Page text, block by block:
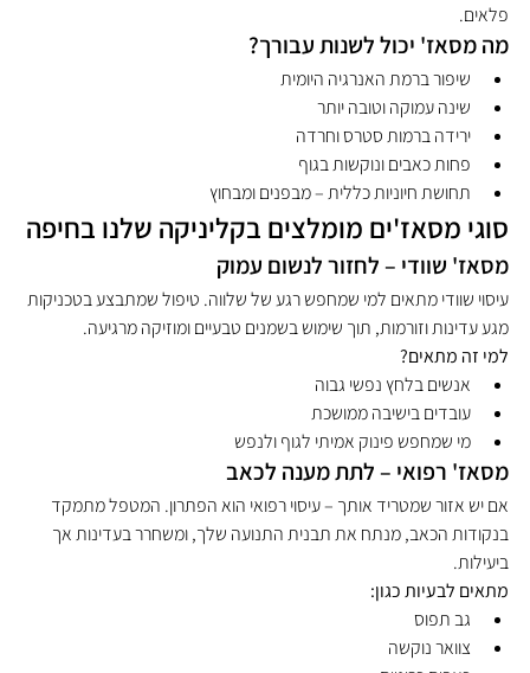
פלאים.
מה מסאז' יכול לשנות עבורך?
שיפור ברמת האנרגיה היומית
שינה עמוקה וטובה יותר
ירידה ברמות סטרס וחרדה
פחות כאבים ונוקשות בגוף
תחושת חיוניות כללית – מבפנים ומבחוץ
סוגי מסאז'ים מומלצים בקליניקה שלנו בחיפה
מסאז' שוודי – לחזור לנשום עמוק
עיסוי שוודי מתאים למי שמחפש רגע של שלווה. טיפול שמתבצע בטכניקות
מגע עדינות וזורמות, תוך שימוש בשמנים טבעיים ומוזיקה מרגיעה.
למי זה מתאים?
אנשים בלחץ נפשי גבוה
עובדים בישיבה ממושכת
מי שמחפש פינוק אמיתי לגוף ולנפש
מסאז' רפואי – לתת מענה לכאב
אם יש אזור שמטריד אותך – עיסוי רפואי הוא הפתרון. המטפל מתמקד
בנקודות הכאב, מנתח את תבנית התנועה שלך, ומשחרר בעדינות אך
ביעילות.
מתאים לבעיות כגון:
גב תפוס
צוואר נוקשה